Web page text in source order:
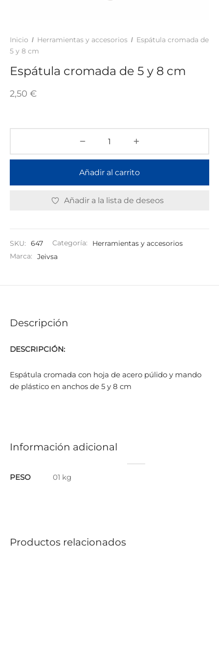
Inicio / Herramientas y accesorios / Espátula cromada de
5 y 8 cm
Espátula cromada de 5 y 8 cm
2,50 €
Añadir al carrito
Añadir a la lista de deseos
SKU: 647 Categoría:
Herramientas y accesorios
Marca:
Jeivsa
Descripción
DESCRIPCIÓN:
Espátula cromada con hoja de acero púlido y mando
de plástico en anchos de 5 y 8 cm
Información adicional
PESO 01 kg
Productos relacionados
TINTES Y MANUALIDADES